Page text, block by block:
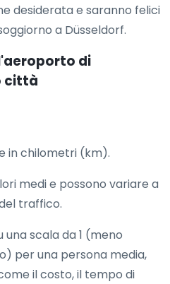
desiderata e saranno felici
a Düsseldorf.
di
città
in chilometri (km).
medi e possono variare a
traffico.
scala da 1 (meno
per una persona media,
il costo, il tempo di